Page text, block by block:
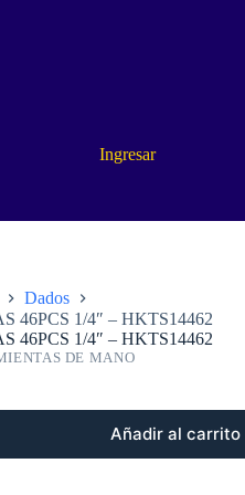
Ingresar
Dados
46PCS 1/4″ – HKTS14462
46PCS 1/4″ – HKTS14462
DE MANO
Añadir al carrito